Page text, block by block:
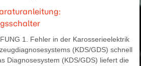
1. Fehler in der Karosserieelektrik
(KDS/GDS) schnell
Diagnosesystem (KDS/GDS) liefert die